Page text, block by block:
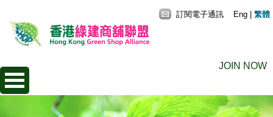
JOIN NOW
訂閱電子通訊 Eng 繁體